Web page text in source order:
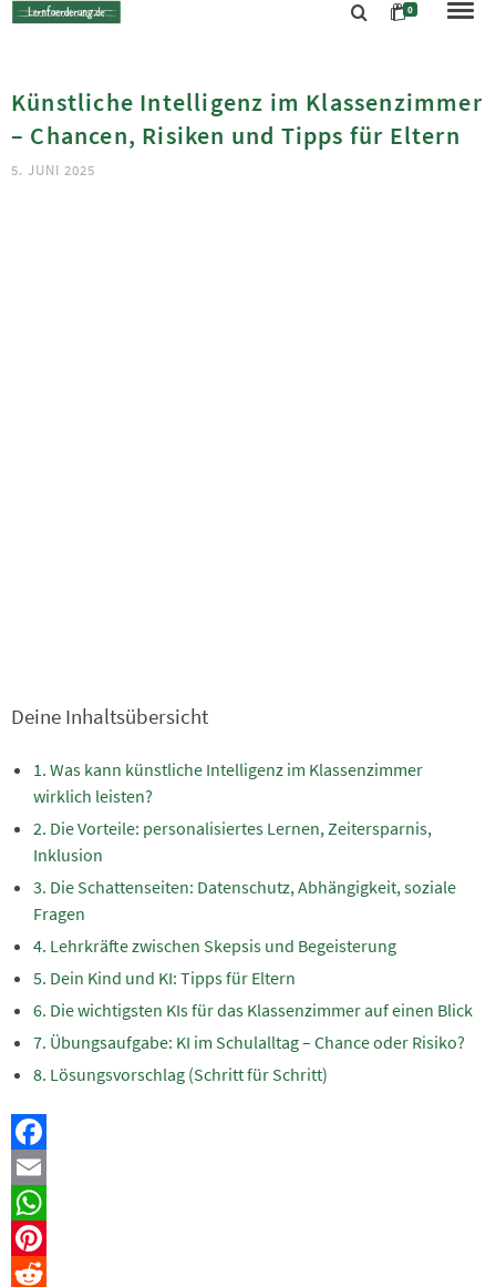
0
Künstliche Intelligenz im Klassenzimmer
– Chancen, Risiken und Tipps für Eltern
5. JUNI 2025
Deine Inhaltsübersicht
Was kann künstliche Intelligenz im Klassenzimmer
wirklich leisten?
Die Vorteile: personalisiertes Lernen, Zeitersparnis,
Inklusion
Die Schattenseiten: Datenschutz, Abhängigkeit, soziale
Fragen
Lehrkräfte zwischen Skepsis und Begeisterung
Dein Kind und KI: Tipps für Eltern
Die wichtigsten KIs für das Klassenzimmer auf einen Blick
Übungsaufgabe: KI im Schulalltag – Chance oder Risiko?
Lösungsvorschlag (Schritt für Schritt)
Facebook
Email
WhatsApp
Pinterest